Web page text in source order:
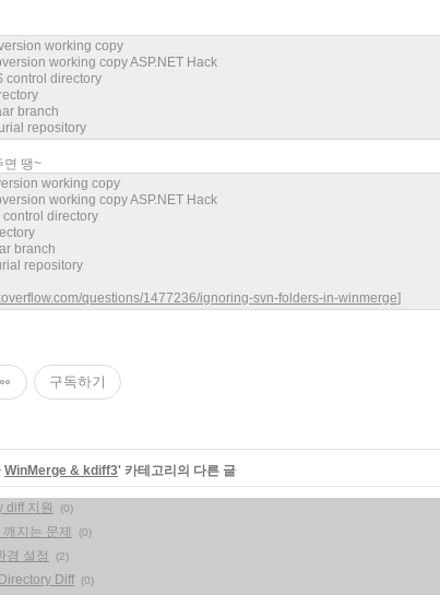
working copy
working copy ASP.NET Hack
control directory
branch
repository
면 땡~
working copy
working copy ASP.NET Hack
directory
branch
repository
questions/1477236/ignoring-svn-folders-in-winmerge]
구독하기
WinMerge & kdiff3' 카테고리의 다른 글
diff 지원 (0)
지는 문제 (0)
경 설정 (2)
Diff (0)